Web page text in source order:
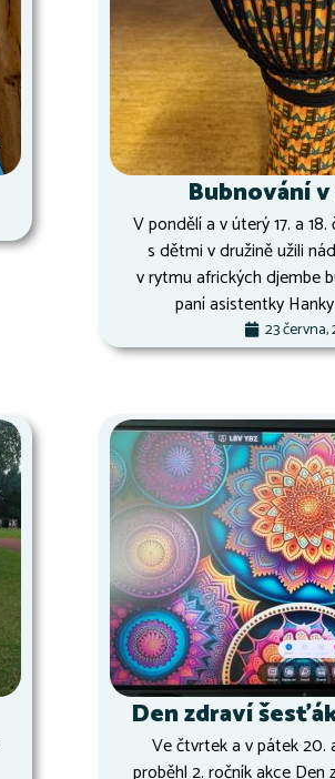
Bubnování
V pondělí a v úterý 17. a
s dětmi v družině užili
v rytmu afrických djembe
paní asistentky
23 června,
Den zdraví
Ve čtvrtek a v pátek 20.
proběhl 2. ročník akce Den